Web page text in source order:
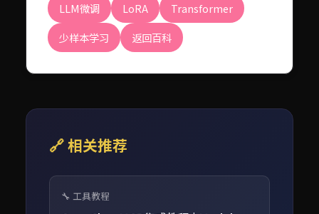
LLM微调 LoRA
Transformer
少样本学习
返回百科
🔗 相关推荐
🔧 工具教程